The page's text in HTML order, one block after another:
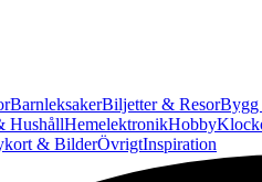
BarnleksakerBiljetter & ResorBygg
HushållHemelektronikHobby
& BilderÖvrigtInspiration